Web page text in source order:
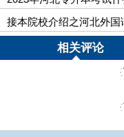
接本院校介绍之河北外国
相关评论